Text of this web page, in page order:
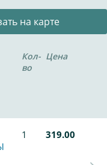
на карте
Кол-
во
Цена
1 319.00